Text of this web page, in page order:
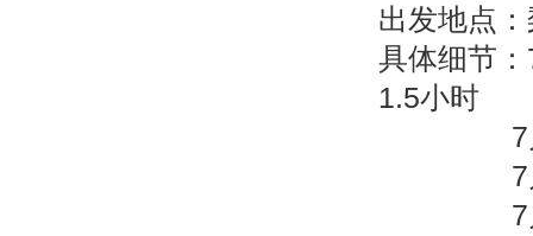
出发地点
具体细节
1.5小时
7月21